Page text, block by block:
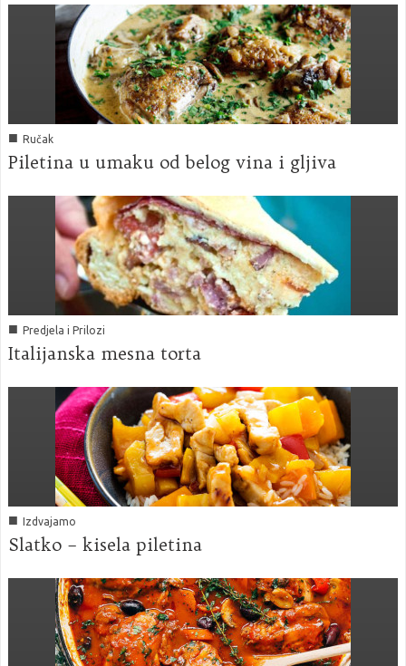
■ Ručak
Piletina u umaku od belog vina i gljiva
■ Predjela i Prilozi
Italijanska mesna torta
■ Izdvajamo
Slatko – kisela piletina